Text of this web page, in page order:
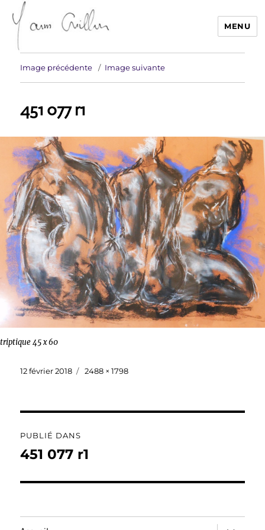
Yann Guillon Sculpteur
MENU
Image précédente Image suivante
451 077 r1
triptique 45 x 60
Publié
12 février 2018
Taille
2488 × 1798
de
PUBLIÉ DANS
451 077 r1